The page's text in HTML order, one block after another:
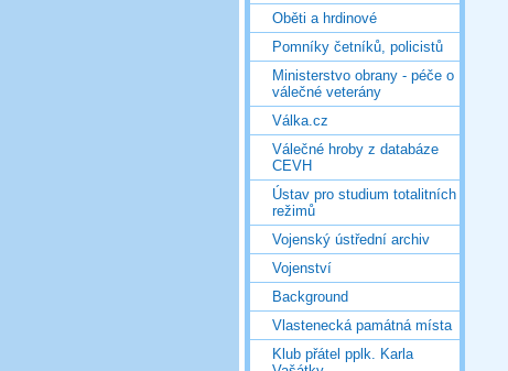
Oběti a hrdinové
Pomníky četníků, policistů
Ministerstvo obrany - péče o
válečné veterány
Válka.cz
Válečné hroby z databáze
CEVH
Ústav pro studium totalitních
režimů
Vojenský ústřední archiv
Vojenství
Background
Vlastenecká památná místa
Klub přátel pplk. Karla